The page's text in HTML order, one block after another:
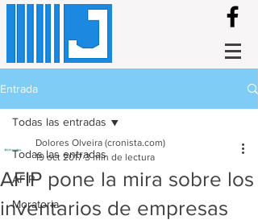
Entrada
Todas las entradas
AFIP
Moratoria
Todas las entradas
AFIP pone la mira sobre los
inventarios de empresas
Dolores Olveira (cronista.com)
19 oct 2017 3 min de lectura